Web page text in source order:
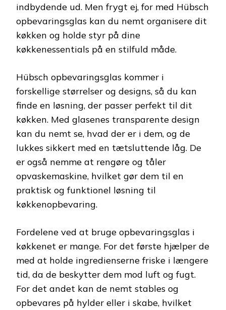
indbydende ud. Men frygt ej, for med Hübsch
opbevaringsglas kan du nemt organisere dit
køkken og holde styr på dine
køkkenessentials på en stilfuld måde.
Hübsch opbevaringsglas kommer i
forskellige størrelser og designs, så du kan
finde en løsning, der passer perfekt til dit
køkken. Med glasenes transparente design
kan du nemt se, hvad der er i dem, og de
lukkes sikkert med en tætsluttende låg. De
er også nemme at rengøre og tåler
opvaskemaskine, hvilket gør dem til en
praktisk og funktionel løsning til
køkkenopbevaring.
Fordelene ved at bruge opbevaringsglas i
køkkenet er mange. For det første hjælper de
med at holde ingredienserne friske i længere
tid, da de beskytter dem mod luft og fugt.
For det andet kan de nemt stables og
opbevares på hylder eller i skabe, hvilket